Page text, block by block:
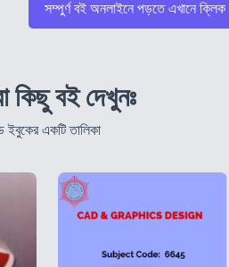
সম্পুর্ণ বই অনলাইনে পড়তে এখানে
বই দেখুনঃ
ইবুকের একটি তালিকা